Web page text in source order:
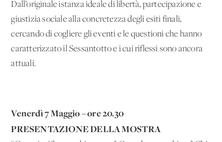
Dall’originale istanza ideale di libertà, partecipazione e
giustizia sociale alla concretezza degli esiti finali,
cercando di cogliere gli eventi e le questioni che hanno
caratterizzato il Sessantotto e i cui riflessi sono ancora
attuali.
Venerdì 7 Maggio – ore 20.30
PRESENTAZIONE DELLA MOSTRA